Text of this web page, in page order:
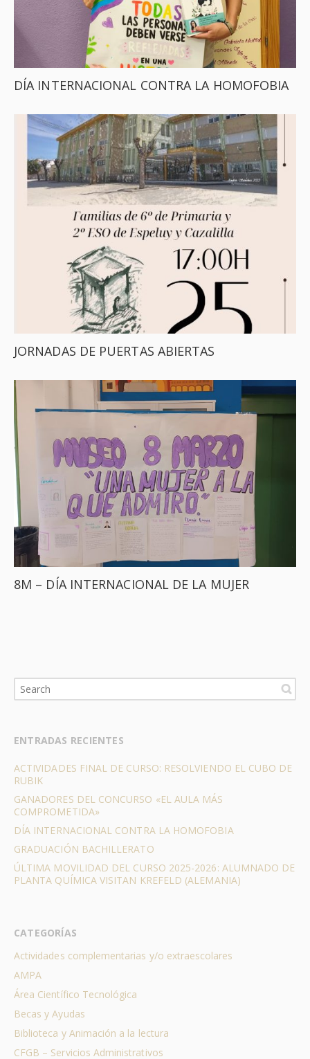
DÍA INTERNACIONAL CONTRA LA HOMOFOBIA
JORNADAS DE PUERTAS ABIERTAS
8M – DÍA INTERNACIONAL DE LA MUJER
ENTRADAS RECIENTES
ACTIVIDADES FINAL DE CURSO: RESOLVIENDO EL CUBO DE
RUBIK
GANADORES DEL CONCURSO «EL AULA MÁS
COMPROMETIDA»
DÍA INTERNACIONAL CONTRA LA HOMOFOBIA
GRADUACIÓN BACHILLERATO
ÚLTIMA MOVILIDAD DEL CURSO 2025-2026: ALUMNADO DE
PLANTA QUÍMICA VISITAN KREFELD (ALEMANIA)
CATEGORÍAS
Actividades complementarias y/o extraescolares
AMPA
Área Científico Tecnológica
Becas y Ayudas
Biblioteca y Animación a la lectura
CFGB – Servicios Administrativos